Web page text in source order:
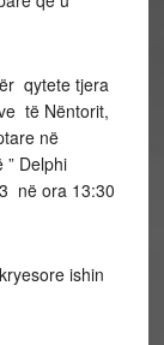
qytete tjera
të Nëntorit,
në
Delphi
në ora 13:30
ishin